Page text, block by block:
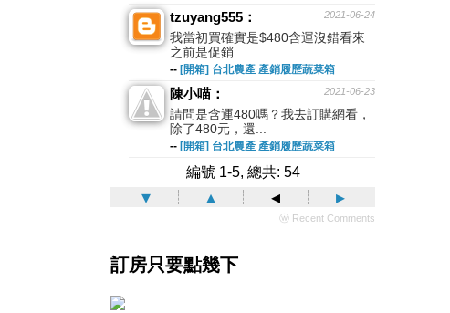
2021-06-24
tzuyang555：
我當初買確實是$480含運沒錯看來
之前是促銷
-- [開箱] 台北農產 產銷履歷蔬菜箱
2021-06-23
陳小喵：
請問是含運480嗎？我去訂購網看，
除了480元，還...
-- [開箱] 台北農產 產銷履歷蔬菜箱
編號 1-5, 總共: 54
▾ ▴ ◂ ▸
ⓦ Recent Comments
訂房只要點幾下